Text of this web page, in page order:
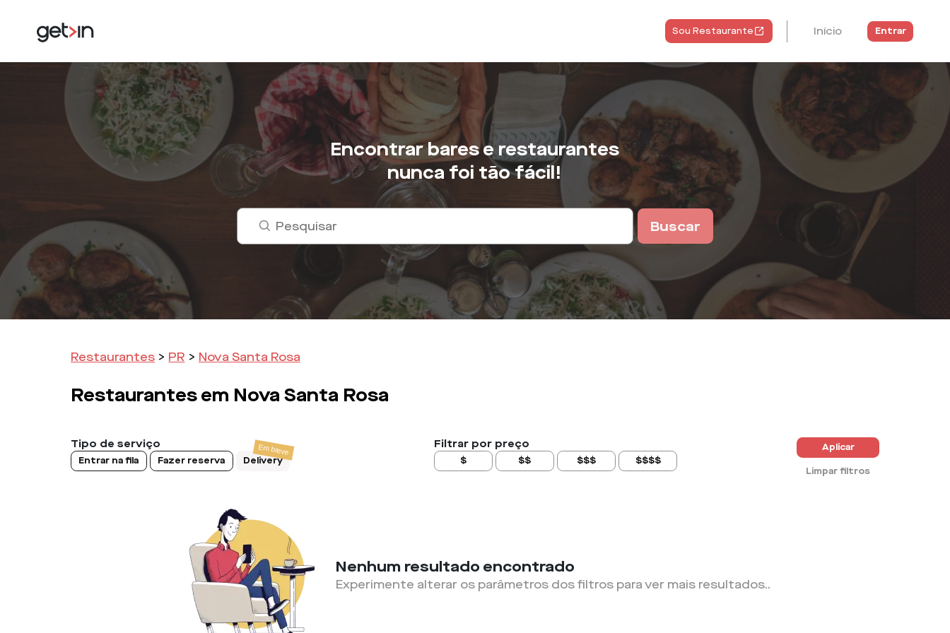
Sou Restaurante Início Entrar
Encontrar bares e restaurantes
nunca foi tão fácil!
Buscar
Restaurantes > PR > Nova Santa Rosa
Restaurantes em Nova Santa Rosa
Tipo de serviço
Entrar na fila Fazer reserva Delivery
Filtrar por preço
$ $$ $$$ $$$$
Aplicar
Limpar filtros
Nenhum resultado encontrado
Experimente alterar os parâmetros dos filtros para ver mais resultados..